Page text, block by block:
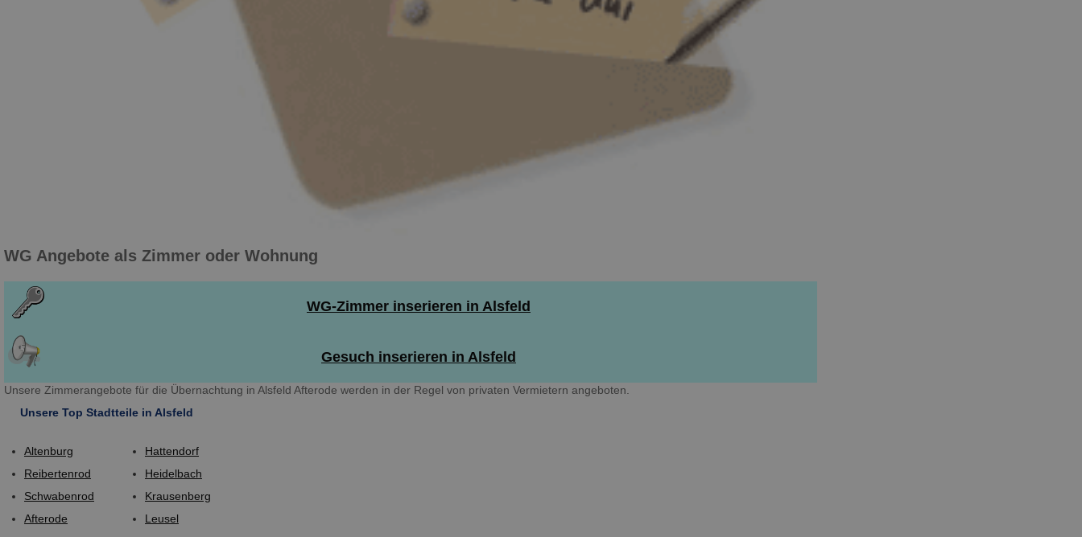
WG Angebote als Zimmer oder Wohnung
WG-Zimmer inserieren in Alsfeld
Gesuch inserieren in Alsfeld
Unsere Zimmerangebote für die Übernachtung in Alsfeld Afterode werden in der Regel von privaten Vermietern angeboten.
Unsere Top Stadtteile in Alsfeld
Altenburg
Reibertenrod
Schwabenrod
Afterode
Hattendorf
Heidelbach
Krausenberg
Leusel